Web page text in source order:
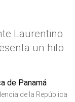
Laurentino
un hito
de la República